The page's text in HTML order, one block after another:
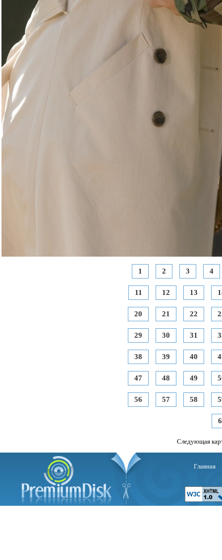
1 2 3 4
11 12 13
20 21 22
29 30 31
38 39 40
47 48 49
56 57 58
Следующая
Главная